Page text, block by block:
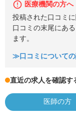
医療機関の方へ
投稿された口コミ
口コミの末尾にあ
ます。
≫口コミについての
直近の求人を確認す
医師の方